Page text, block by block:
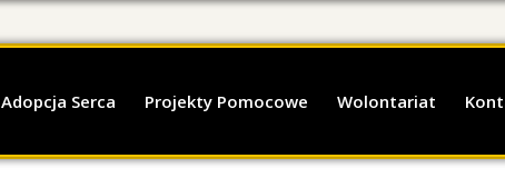
Adopcja Serca Projekty Pomocowe Wolontariat